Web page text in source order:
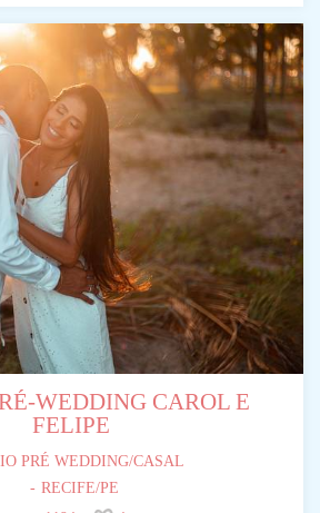
WEDDING CAROL E
FELIPE
PRÉ WEDDING/CASAL
RECIFE/PE